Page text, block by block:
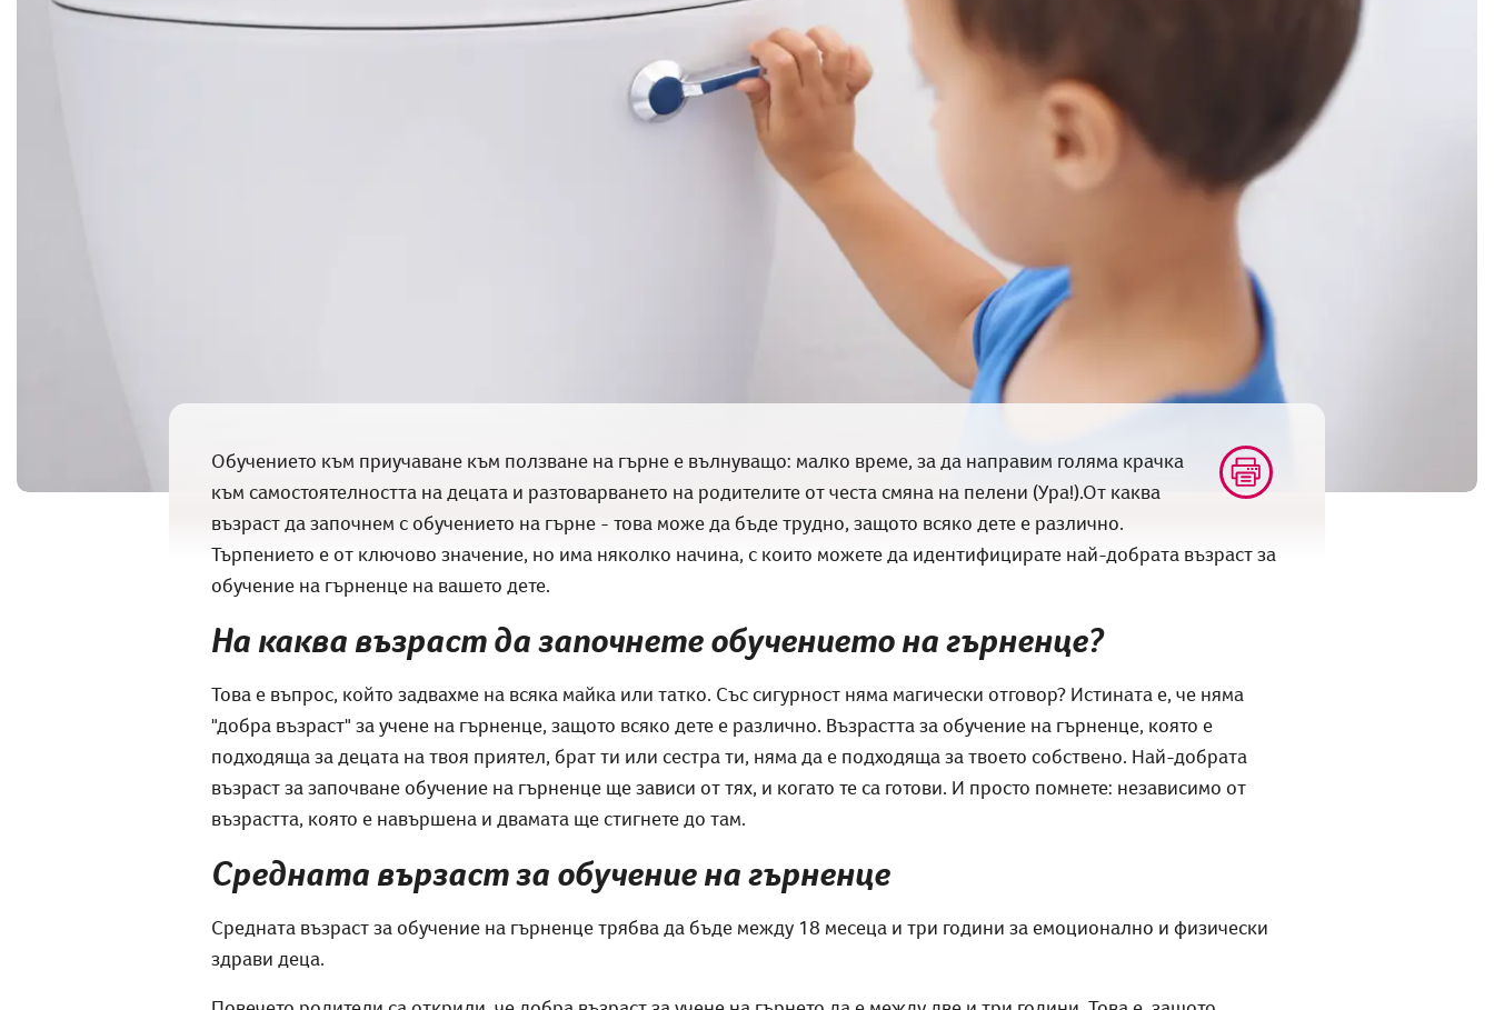
Обучението към приучаване към ползване на гърне е вълнуващо: малко време, за да направим голяма крачка
към самостоятелността на децата и разтоварването на родителите от честа смяна на пелени (Ура!).От каква
възраст да започнем с обучението на гърне - това може да бъде трудно, защото всяко дете е различно.
Търпението е от ключово значение, но има няколко начина, с които можете да идентифицирате най-добрата възраст за
обучение на гърненце на вашето дете.
На каква възраст да започнете обучението на гърненце?
Това е въпрос, който задвахме на всяка майка или татко. Със сигурност няма магически отговор? Истината е, че няма
"добра възраст" за учене на гърненце, защото всяко дете е различно. Възрастта за обучение на гърненце, която е
подходяща за децата на твоя приятел, брат ти или сестра ти, няма да е подходяща за твоето собствено. Най-добрата
възраст за започване обучение на гърненце ще зависи от тях, и когато те са готови. И просто помнете: независимо от
възрастта, която е навършена и двамата ще стигнете до там.
Средната вързаст за обучение на гърненце
Средната възраст за обучение на гърненце трябва да бъде между 18 месеца и три години за емоционално и физически
здрави деца.